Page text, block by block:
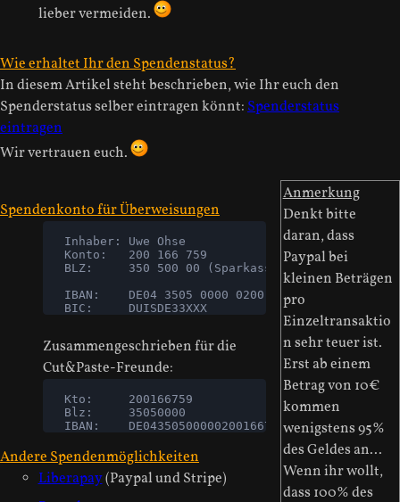
lieber vermeiden.
Wie erhaltet Ihr den Spendenstatus?
In diesem Artikel steht beschrieben, wie Ihr euch den
Spenderstatus selber eintragen könnt:Spenderstatus
eintragen
Wir vertrauen euch.
Anmerkung
Denkt bitte
daran, dass
Paypal bei
kleinen Beträgen
pro
Einzeltransaktio
n sehr teuer ist.
Erst ab einem
Betrag von 10€
kommen
wenigstens 95%
des Geldes an...
Wenn ihr wollt,
dass 100% des
Spendenkonto für Überweisungen
   Inhaber: Uwe Ohse
   Konto:   200 166 759
   BLZ:     350 500 00 (Sparkasse Duisburg)
   IBAN:    DE04 3505 0000 0200 1667 59
   BIC:     DUISDE33XXX
Zusammengeschrieben für die
Cut&Paste-Freunde:
   Kto:     200166759
   Blz:     35050000
   IBAN:    DE04350500000200166759
Andere Spendenmöglichkeiten
Liberapay(Paypal und Stripe)